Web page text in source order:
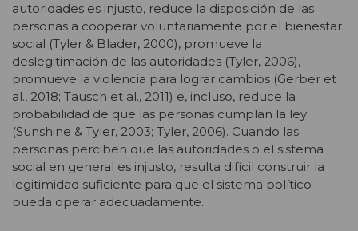
autoridades es injusto, reduce la disposición de las
personas a cooperar voluntariamente por el bienestar
social (Tyler & Blader, 2000), promueve la
deslegitimación de las autoridades (Tyler, 2006),
promueve la violencia para lograr cambios (Gerber et
al., 2018; Tausch et al., 2011) e, incluso, reduce la
probabilidad de que las personas cumplan la ley
(Sunshine & Tyler, 2003; Tyler, 2006). Cuando las
personas perciben que las autoridades o el sistema
social en general es injusto, resulta difícil construir la
legitimidad suficiente para que el sistema político
pueda operar adecuadamente.